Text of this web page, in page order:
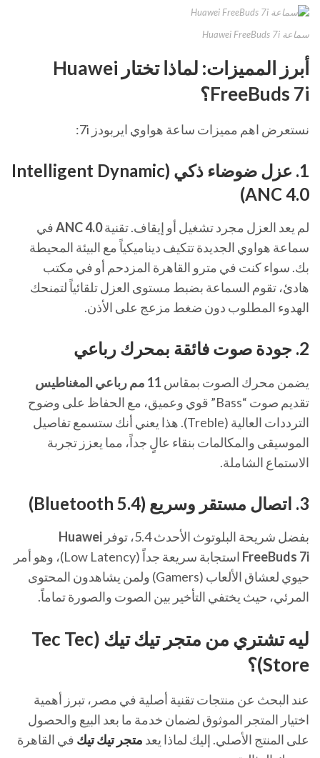
سماعة Huawei FreeBuds 7i
أبرز المميزات: لماذا تختار Huawei
FreeBuds 7i؟
نستعرض اهم مميزات ساعة هواوي ايربودز 7i:
1. عزل ضوضاء ذكي (Intelligent Dynamic
ANC 4.0)
لم يعد العزل مجرد تشغيل أو إيقاف. تقنيةANC 4.0في
سماعة هواوي الجديدة تتكيف ديناميكياً مع البيئة المحيطة
بك. سواء كنت في مترو القاهرة المزدحم أو في مكتب
هادئ، تقوم السماعة بضبط مستوى العزل تلقائياً لتمنحك
الهدوء المطلوب دون ضغط مزعج على الأذن.
2. جودة صوت فائقة بمحرك رباعي
يضمن محرك الصوت بمقاس 11 مم رباعي المغناطيس
تقديم صوت “Bass” قوي وعميق، مع الحفاظ على وضوح
الترددات العالية (Treble). هذا يعني أنك ستسمع تفاصيل
الموسيقى والمكالمات بنقاء عالٍ جداً، مما يعزز تجربة
الاستماع الشاملة.
3. اتصال مستقر وسريع (Bluetooth 5.4)
بفضل شريحة البلوتوث الأحدث 5.4، توفر
Huawei
FreeBuds 7i
استجابة سريعة جداً (Low Latency)، وهو أمر
حيوي لعشاق الألعاب (Gamers) ولمن يشاهدون المحتوى
المرئي، حيث يختفي التأخير بين الصوت والصورة تماماً.
ليه تشتري من متجر تيك تيك (Tec Tec
Store)؟
عند البحث عن منتجات تقنية أصلية في مصر، تبرز أهمية
اختيار المتجر الموثوق لضمان خدمة ما بعد البيع والحصول
على المنتج الأصلي. إليك لماذا يعد متجر تيك تيك في القاهرة